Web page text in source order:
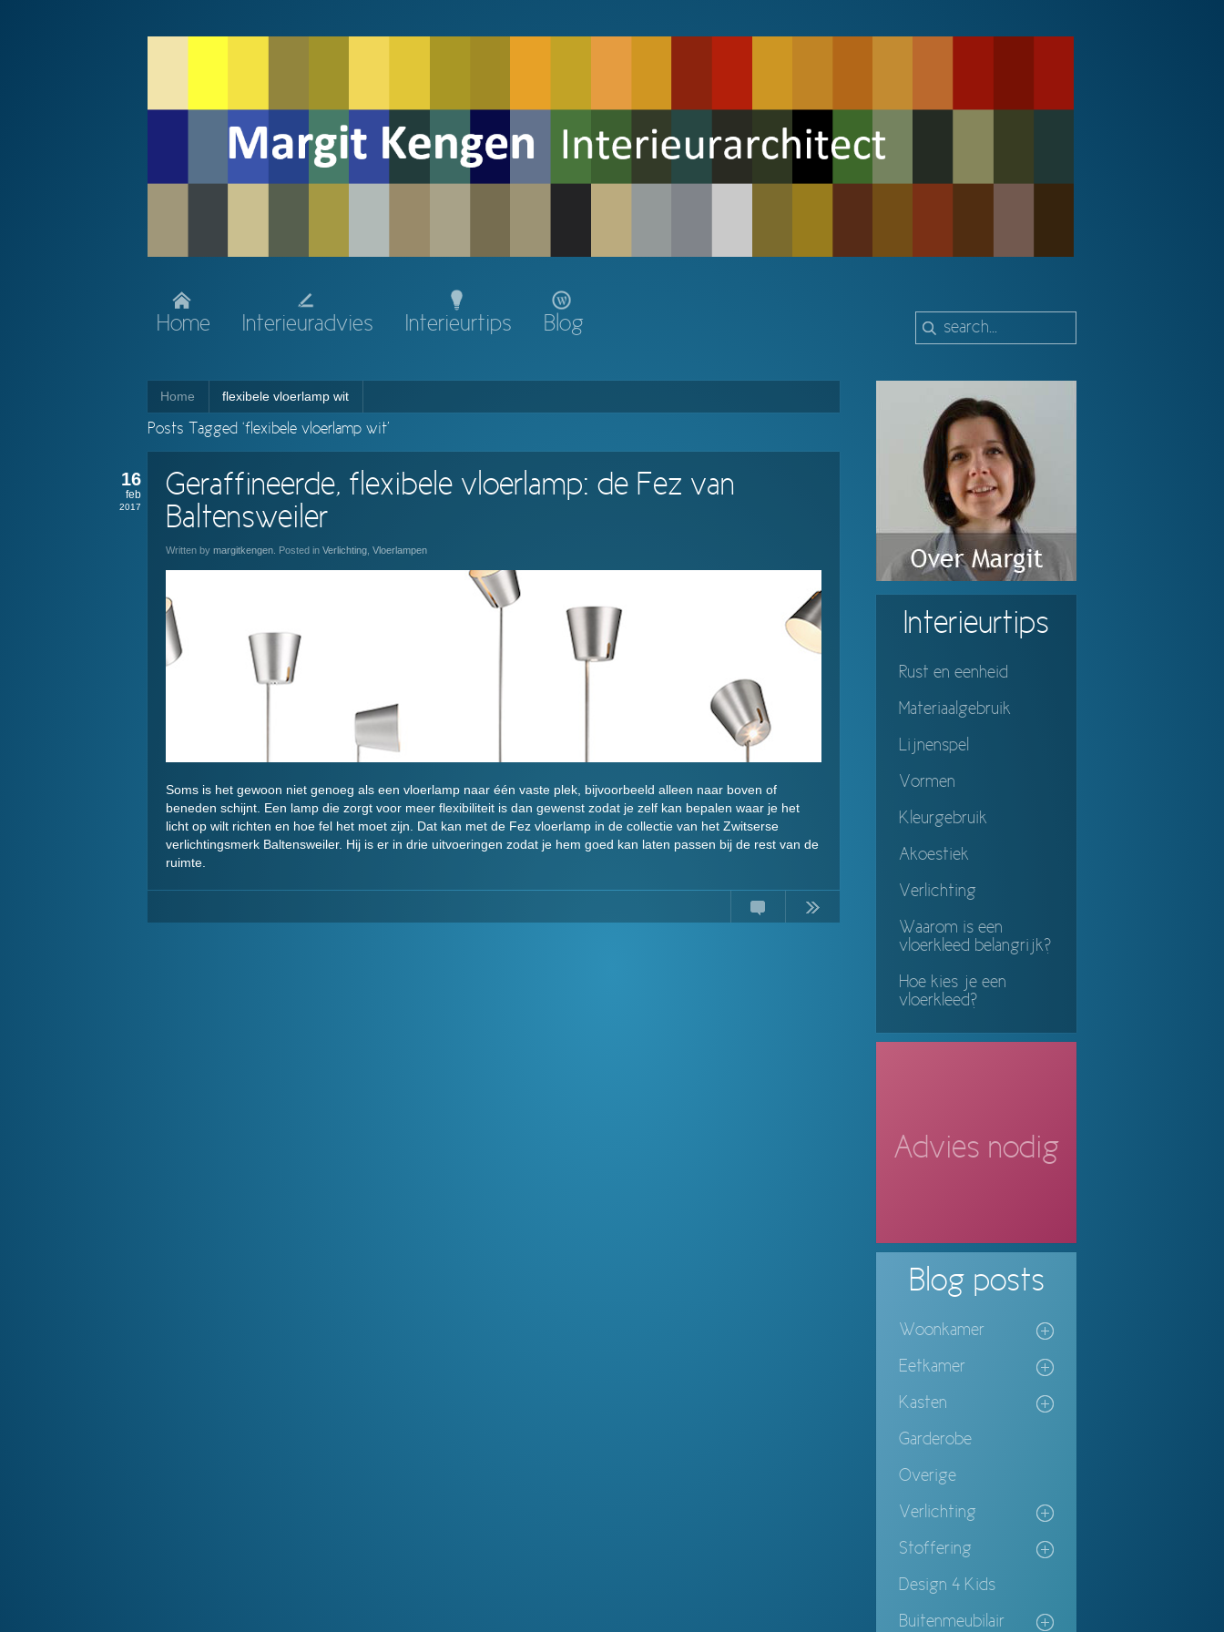
Home Interieuradvies Interieurtips Blog
Home flexibele vloerlamp wit
Posts Tagged ‘flexibele vloerlamp wit’
16
feb
2017
Geraffineerde, flexibele vloerlamp: de Fez van
Baltensweiler
Written by margitkengen . Posted in Verlichting Vloerlampen
Soms is het gewoon niet genoeg als een vloerlamp naar één vaste plek, bijvoorbeeld alleen naar boven of
beneden schijnt. Een lamp die zorgt voor meer flexibiliteit is dan gewenst zodat je zelf kan bepalen waar je het
licht op wilt richten en hoe fel het moet zijn. Dat kan met de Fez vloerlamp in de collectie van het Zwitserse
verlichtingsmerk Baltensweiler. Hij is er in drie uitvoeringen zodat je hem goed kan laten passen bij de rest van de
ruimte.
Interieurtips
Rust en eenheid
Materiaalgebruik
Lijnenspel
Vormen
Kleurgebruik
Akoestiek
Verlichting
Waarom is een
vloerkleed belangrijk?
Hoe kies je een
vloerkleed?
Advies nodig
Blog posts
Woonkamer
Eetkamer
Kasten
Garderobe
Overige
Verlichting
Stoffering
Design 4 Kids
Buitenmeubilair